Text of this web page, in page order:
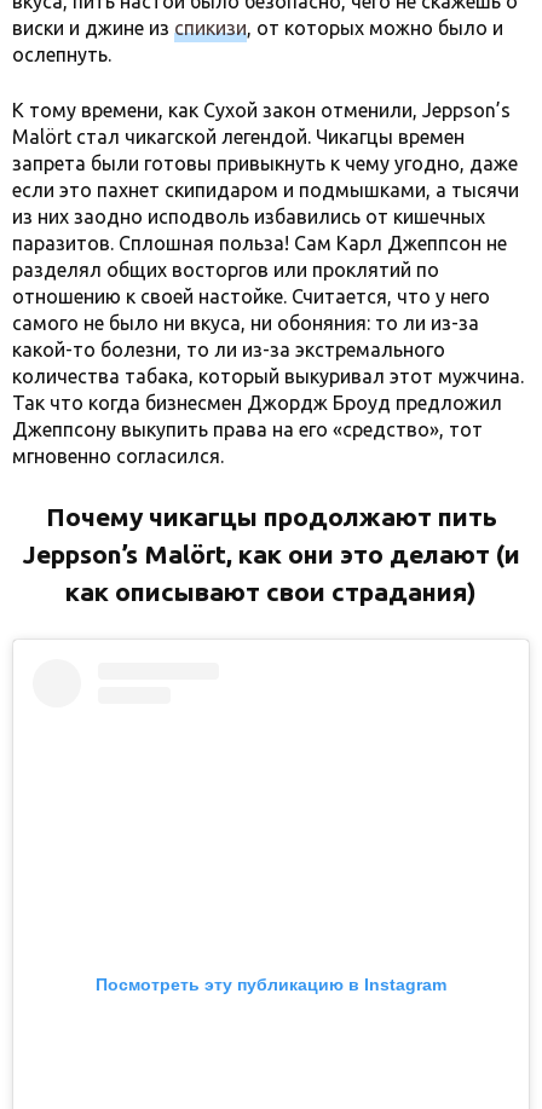
виски и джине из спикизи, от которых можно было и
ослепнуть.
К тому времени, как Сухой закон отменили, Jeppson’s
Malört стал чикагской легендой. Чикагцы времен
запрета были готовы привыкнуть к чему угодно, даже
если это пахнет скипидаром и подмышками, а тысячи
из них заодно исподволь избавились от кишечных
паразитов. Сплошная польза! Сам Карл Джеппсон не
разделял общих восторгов или проклятий по
отношению к своей настойке. Считается, что у него
самого не было ни вкуса, ни обоняния: то ли из-за
какой-то болезни, то ли из-за экстремального
количества табака, который выкуривал этот мужчина.
Так что когда бизнесмен Джордж Броуд предложил
Джеппсону выкупить права на его «средство», тот
мгновенно согласился.
Почему чикагцы продолжают пить
Jeppson’s Malört, как они это делают (и
как описывают свои страдания)
Посмотреть эту публикацию в Instagram